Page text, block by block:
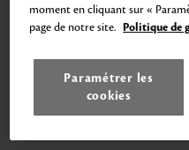
AllerAllerAller
Ajouter
panier
moment en cliquant sur «
page de notre site. Politique de
Paramétrer les
cookies